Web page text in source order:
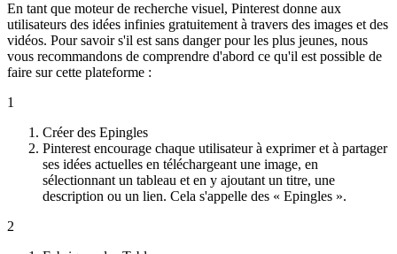
En tant que moteur de recherche visuel, Pinterest donne aux
utilisateurs des idées infinies gratuitement à travers des images et des
vidéos. Pour savoir s'il est sans danger pour les plus jeunes, nous
vous recommandons de comprendre d'abord ce qu'il est possible de
faire sur cette plateforme :
1
Créer des Epingles
Pinterest encourage chaque utilisateur à exprimer et à partager
ses idées actuelles en téléchargeant une image, en
sélectionnant un tableau et en y ajoutant un titre, une
description ou un lien. Cela s'appelle des « Epingles ».
2